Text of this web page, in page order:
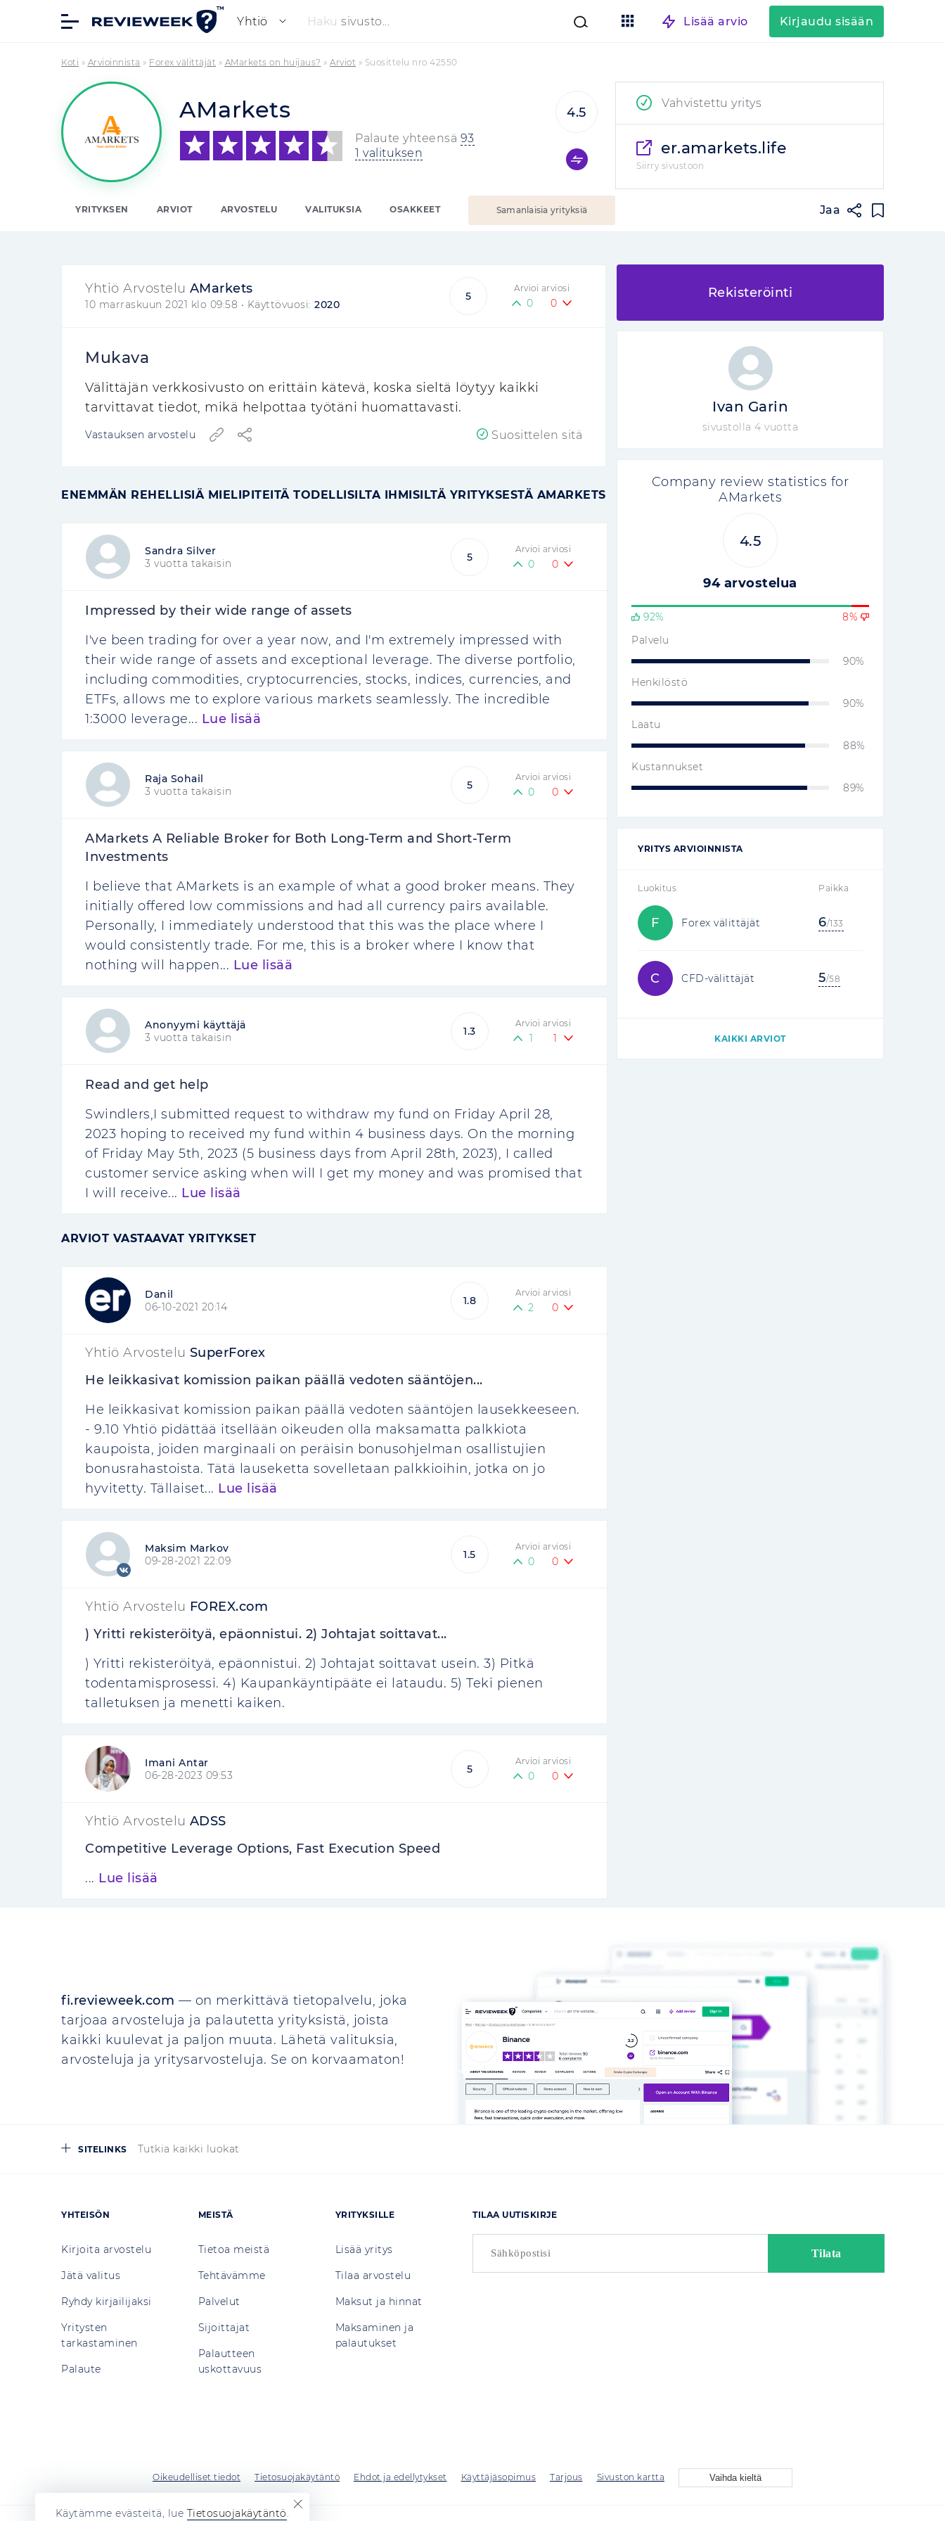
Yhtiö Haku sivusto... Lisää arvio Kirjaudu sisään
Koti » Arvioinnista » Forex välittäjät » AMarkets on huijaus? » Arviot » Suosittelu nro 42550
AMarkets
Palaute yhteensä 93
1 valituksen
4.5
Vahvistettu yritys
er.amarkets.life
Siirry sivustoon
YRITYKSEN ARVIOT ARVOSTELU VALITUKSIA OSAKKEET Samanlaisia yrityksiä Jaa
Yhtiö Arvostelu AMarkets
10 marraskuun 2021 klo 09:58 • Käyttövuosi: 2020
5
Arvioi arviosi
0 0
Mukava
Välittäjän verkkosivusto on erittäin kätevä, koska sieltä löytyy kaikki
tarvittavat tiedot, mikä helpottaa työtäni huomattavasti.
Vastauksen arvostelu Suosittelen sitä
ENEMMÄN REHELLISIÄ MIELIPITEITÄ TODELLISILTA IHMISILTÄ YRITYKSESTÄ AMARKETS
Sandra Silver
3 vuotta takaisin
5
Arvioi arviosi
0 0
Impressed by their wide range of assets
I've been trading for over a year now, and I'm extremely impressed with
their wide range of assets and exceptional leverage. The diverse portfolio,
including commodities, cryptocurrencies, stocks, indices, currencies, and
ETFs, allows me to explore various markets seamlessly. The incredible
1:3000 leverage... Lue lisää
Raja Sohail
3 vuotta takaisin
5
Arvioi arviosi
0 0
AMarkets A Reliable Broker for Both Long-Term and Short-Term
Investments
I believe that AMarkets is an example of what a good broker means. They
initially offered low commissions and had all currency pairs available.
Personally, I immediately understood that this was the place where I
would consistently trade. For me, this is a broker where I know that
nothing will happen... Lue lisää
Anonyymi käyttäjä
3 vuotta takaisin
1.3
Arvioi arviosi
1 1
Read and get help
Swindlers,I submitted request to withdraw my fund on Friday April 28,
2023 hoping to received my fund within 4 business days. On the morning
of Friday May 5th, 2023 (5 business days from April 28th, 2023), I called
customer service asking when will I get my money and was promised that
I will receive... Lue lisää
ARVIOT VASTAAVAT YRITYKSET
Danil
06-10-2021 20:14
1.8
Arvioi arviosi
2 0
Yhtiö Arvostelu SuperForex
He leikkasivat komission paikan päällä vedoten sääntöjen...
He leikkasivat komission paikan päällä vedoten sääntöjen lausekkeeseen.
- 9.10 Yhtiö pidättää itsellään oikeuden olla maksamatta palkkiota
kaupoista, joiden marginaali on peräisin bonusohjelman osallistujien
bonusrahastoista. Tätä lauseketta sovelletaan palkkioihin, jotka on jo
hyvitetty. Tällaiset... Lue lisää
Maksim Markov
09-28-2021 22:09
1.5
Arvioi arviosi
0 0
Yhtiö Arvostelu FOREX.com
) Yritti rekisteröityä, epäonnistui. 2) Johtajat soittavat...
) Yritti rekisteröityä, epäonnistui. 2) Johtajat soittavat usein. 3) Pitkä
todentamisprosessi. 4) Kaupankäyntipääte ei lataudu. 5) Teki pienen
talletuksen ja menetti kaiken.
Imani Antar
06-28-2023 09:53
5
Arvioi arviosi
0 0
Yhtiö Arvostelu ADSS
Competitive Leverage Options, Fast Execution Speed
... Lue lisää
Rekisteröinti
Ivan Garin
sivustolla 4 vuotta
Company review statistics for
AMarkets
4.5
94 arvostelua
92%
8%
Palvelu
90%
Henkilöstö
90%
Laatu
88%
Kustannukset
89%
YRITYS ARVIOINNISTA
Luokitus Paikka
F Forex välittäjät 6/133
C CFD-välittäjät 5/58
KAIKKI ARVIOT
fi.revieweek.com — on merkittävä tietopalvelu, joka
tarjoaa arvosteluja ja palautetta yrityksistä, joista
kaikki kuulevat ja paljon muuta. Lähetä valituksia,
arvosteluja ja yritysarvosteluja. Se on korvaamaton!
SITELINKS Tutkia kaikki luokat
YHTEISÖN
Kirjoita arvostelu
Jätä valitus
Ryhdy kirjailijaksi
Yritysten
tarkastaminen
Palaute
MEISTÄ
Tietoa meistä
Tehtävämme
Palvelut
Sijoittajat
Palautteen
uskottavuus
YRITYKSILLE
Lisää yritys
Tilaa arvostelu
Maksut ja hinnat
Maksaminen ja
palautukset
TILAA UUTISKIRJE
Oikeudelliset tiedot Tietosuojakäytäntö Ehdot ja edellytykset Käyttäjäsopimus Tarjous Sivuston kartta Vaihda kieltä
Käytämme evästeitä, lue Tietosuojakäytäntö.